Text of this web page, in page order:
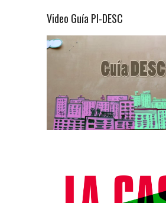
Video Guía PI-DESC